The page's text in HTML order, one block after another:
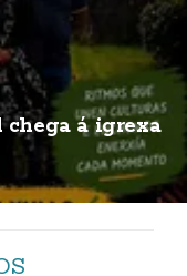
chega á igrexa